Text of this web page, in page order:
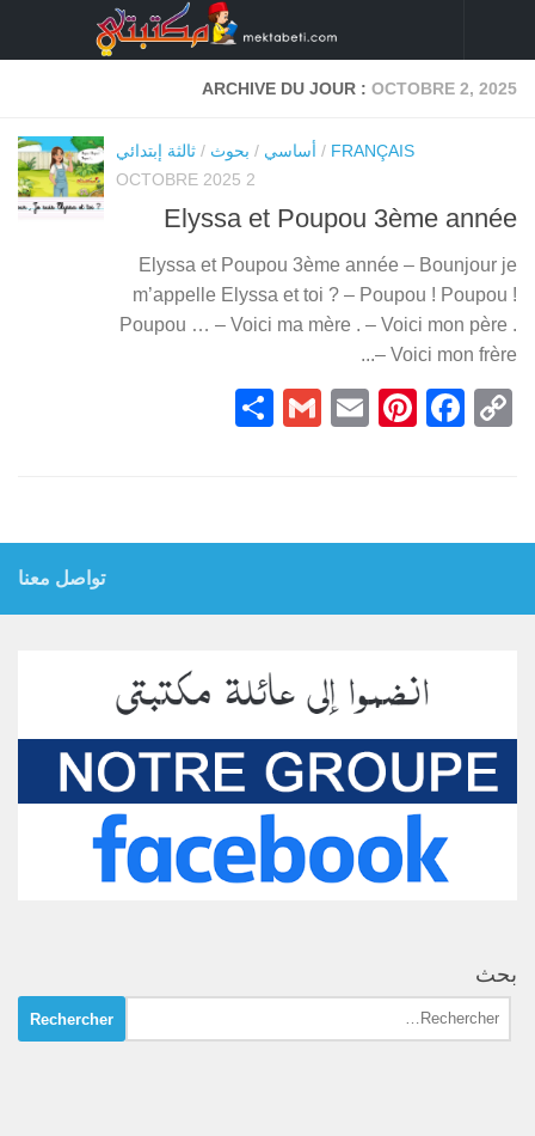
Skip to content
ARCHIVE DU JOUR : OCTOBRE 2, 2025
FRANÇAIS
/ أساسي / بحوث / ثالثة إبتدائي
2 OCTOBRE 2025
Elyssa et Poupou 3ème année
Elyssa et Poupou 3ème année – Bounjour je
m’appelle Elyssa et toi ? – Poupou ! Poupou !
Poupou … – Voici ma mère . – Voici mon père .
– Voici mon frère...
Copy
Facebook
Pinterest
Email
Gmail
تواصل معنا
بحث
Rechercher :